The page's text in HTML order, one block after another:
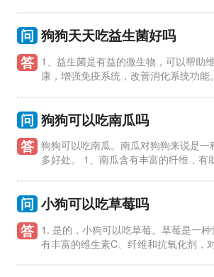
问 狗狗天天吃益生菌好吗
答 1、益生菌是有益的微生物，可以帮助
康，增强免疫系统，改善消化系统功
问 狗狗可以吃南瓜吗
答 狗狗可以吃南瓜。南瓜对狗狗来说是
多好处。 1、南瓜含有丰富的纤维，有
问 小狗可以吃草莓吗
答 1. 是的，小狗可以吃草莓。草莓是一
有丰富的维生素C、纤维和抗氧化剂，